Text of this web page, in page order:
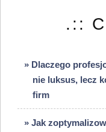
.::
» Dlaczego
nie luksus, lecz
firm
» Jak